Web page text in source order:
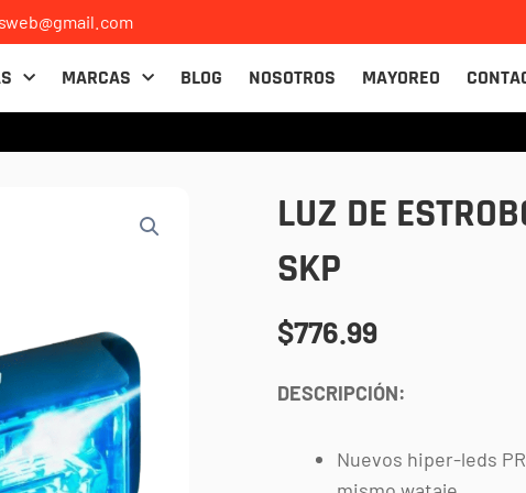
MARCAS BLOG NOSOTROS MAYOREO
LUZ DE
SKP
$776.99
DESCRIPCIÓN:
Nuevos hiper-leds